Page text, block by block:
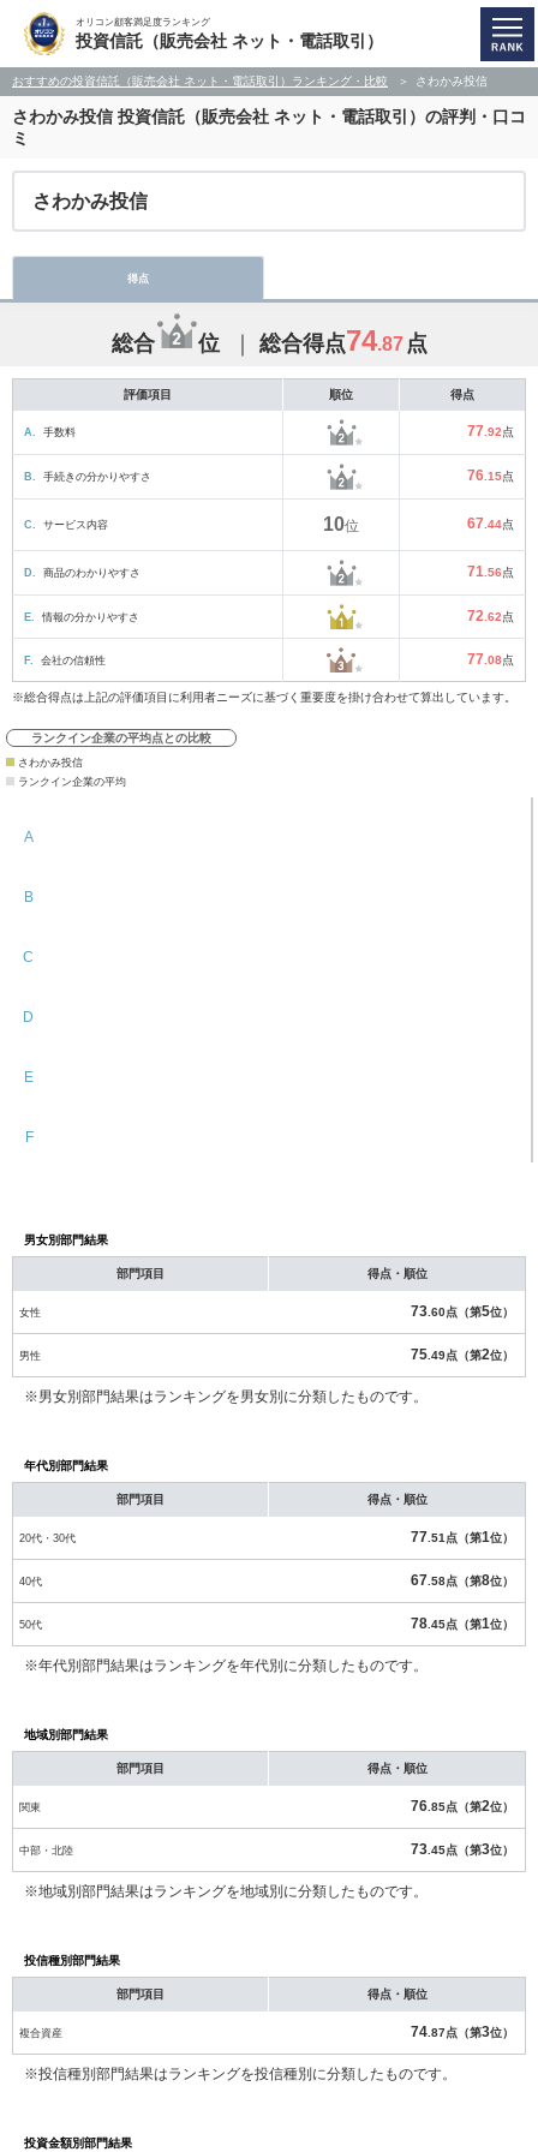
オリコン顧客満足度ランキング
投資信託（販売会社 ネット・電話取引）
おすすめの投資信託（販売会社 ネット・電話取引）ランキング・比較 さわかみ投信
さわかみ投信 投資信託（販売会社 ネット・電話取引）の評判・口コ
ミ
さわかみ投信
得点
総合 位 総合得点74.87 点
評価項目 順位 得点
A. 手数料 77 .92点
B. 手続きの分かりやすさ 76 .15点
C. サービス内容 10位 67 .44点
D. 商品のわかりやすさ 71 .56点
E. 情報の分かりやすさ 72 .62点
F. 会社の信頼性 77 .08点
※総合得点は上記の評価項目に利用者ニーズに基づく重要度を掛け合わせて算出しています。
ランクイン企業の平均点との比較
さわかみ投信
ランクイン企業の平均
A
B
C
D
E
F
男女別部門結果
部門項目 得点・順位
女性 73 .60点（第5位）
男性 75 .49点（第2位）
※男女別部門結果はランキングを男女別に分類したものです。
年代別部門結果
部門項目 得点・順位
20代・30代 77 .51点（第1位）
40代 67 .58点（第8位）
50代 78 .45点（第1位）
※年代別部門結果はランキングを年代別に分類したものです。
地域別部門結果
部門項目 得点・順位
関東 76 .85点（第2位）
中部・北陸 73 .45点（第3位）
※地域別部門結果はランキングを地域別に分類したものです。
投信種別部門結果
部門項目 得点・順位
複合資産 74 .87点（第3位）
※投信種別部門結果はランキングを投信種別に分類したものです。
投資金額別部門結果